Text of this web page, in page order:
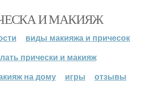
И МАКИЯЖ
виды макияжа и причесок
прически и макияж
на дому
игры отзывы